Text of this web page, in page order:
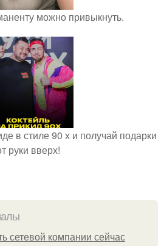
можно привыкнуть.
в стиле 90 х и получай подарки
руки вверх!
сетевой компании сейчас